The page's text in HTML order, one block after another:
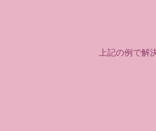
上記の例で解